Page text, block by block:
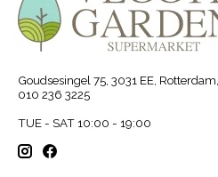
Goudsesingel 75, 3031 EE,
010 236 3225
TUE - SAT 10:00 - 19:00